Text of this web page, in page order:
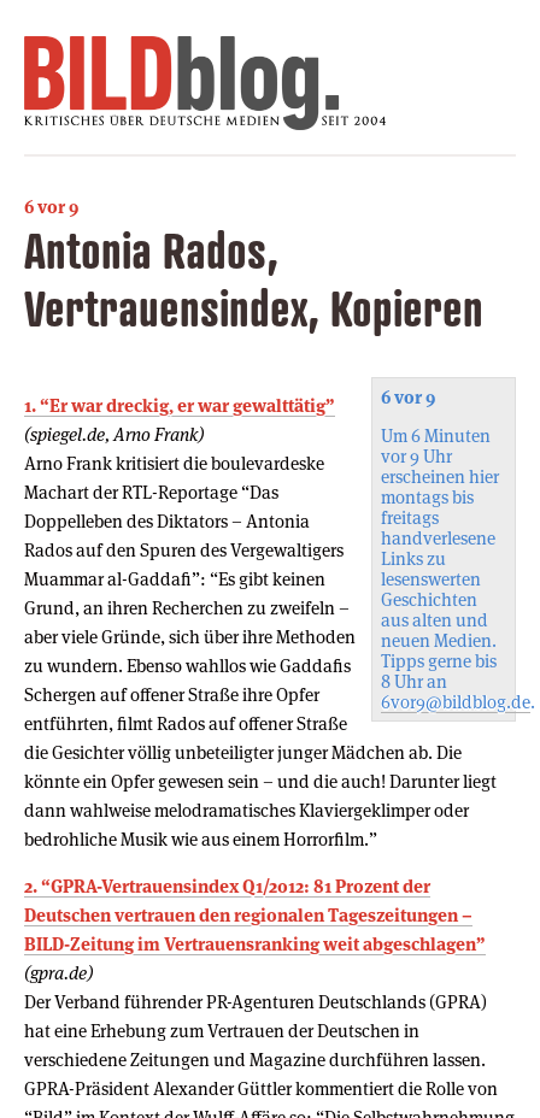
6 vor 9
Antonia Rados,
Vertrauensindex, Kopieren
6 vor 9
Um 6 Minuten
vor 9 Uhr
erscheinen hier
montags bis
freitags
handverlesene
Links zu
lesenswerten
Geschichten
aus alten und
neuen Medien.
Tipps gerne bis
8 Uhr an
6vor9@bildblog.de.
1. “Er war dreckig, er war gewalttätig”
(spiegel.de, Arno Frank)
Arno Frank kritisiert die boulevardeske
Machart der RTL-Reportage “Das
Doppelleben des Diktators – Antonia
Rados auf den Spuren des Vergewaltigers
Muammar al-Gaddafi”: “Es gibt keinen
Grund, an ihren Recherchen zu zweifeln –
aber viele Gründe, sich über ihre Methoden
zu wundern. Ebenso wahllos wie Gaddafis
Schergen auf offener Straße ihre Opfer
entführten, filmt Rados auf offener Straße
die Gesichter völlig unbeteiligter junger Mädchen ab. Die
könnte ein Opfer gewesen sein – und die auch! Darunter liegt
dann wahlweise melodramatisches Klaviergeklimper oder
bedrohliche Musik wie aus einem Horrorfilm.”
2. “GPRA-Vertrauensindex Q1/2012: 81 Prozent der
Deutschen vertrauen den regionalen Tageszeitungen –
BILD-Zeitung im Vertrauensranking weit abgeschlagen”
(gpra.de)
Der Verband führender PR-Agenturen Deutschlands (GPRA)
hat eine Erhebung zum Vertrauen der Deutschen in
verschiedene Zeitungen und Magazine durchführen lassen.
GPRA-Präsident Alexander Güttler kommentiert die Rolle von